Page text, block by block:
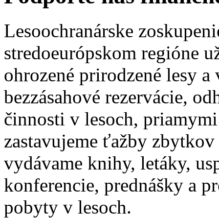
Lesoochranárske
stredoeurópskom regióne
ohrozené prirodzené lesy
bezzásahové rezervácie,
činnosti v lesoch,
zastavujeme ťažby
vydávame knihy, letáky,
konferencie, prednášky a
pobyty v lesoch.